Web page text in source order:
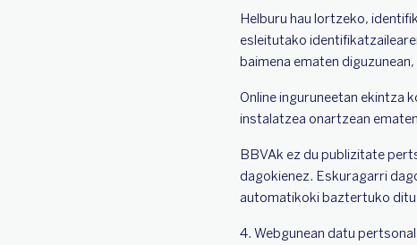
Helburu hau lortzeko,
esleitutako
baimena ematen
Online inguruneetan ekintza
instalatzea onartzean
BBVAk ez du publizitate
dagokienez. Eskuragarri
automatikoki baztertuko
4. Webgunean datu